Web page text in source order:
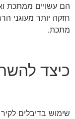
הם עשויים ממתכת
חזקה יותר מעוגני
מתכת.
כיצד
שימוש בדיבלים